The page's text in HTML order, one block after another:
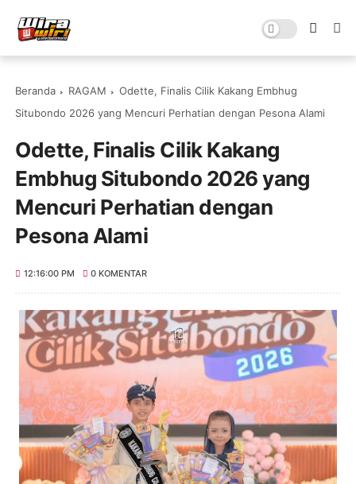
Beranda RAGAM
Odette, Finalis Cilik Kakang Embhug
Situbondo 2026 yang Mencuri Perhatian dengan Pesona Alami
Odette, Finalis Cilik Kakang
Embhug Situbondo 2026 yang
Mencuri Perhatian dengan
Pesona Alami
12:16:00 PM 0 KOMENTAR